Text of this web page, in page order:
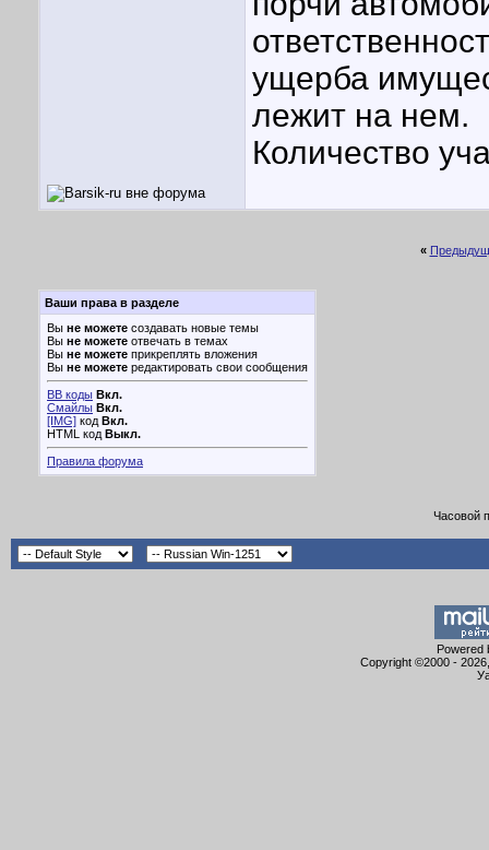
ущерба
лежит на нем.
Количество
«
Ваши права в разделе
Вы не можете создавать новые темы
Вы не можете отвечать в темах
Вы не можете прикреплять вложения
Вы не можете редактировать свои сообщения
BB коды Вкл.
Смайлы Вкл.
[IMG] код Вкл.
HTML код Выкл.
Правила форума
Часовой
Powered
Copyright ©2000 -